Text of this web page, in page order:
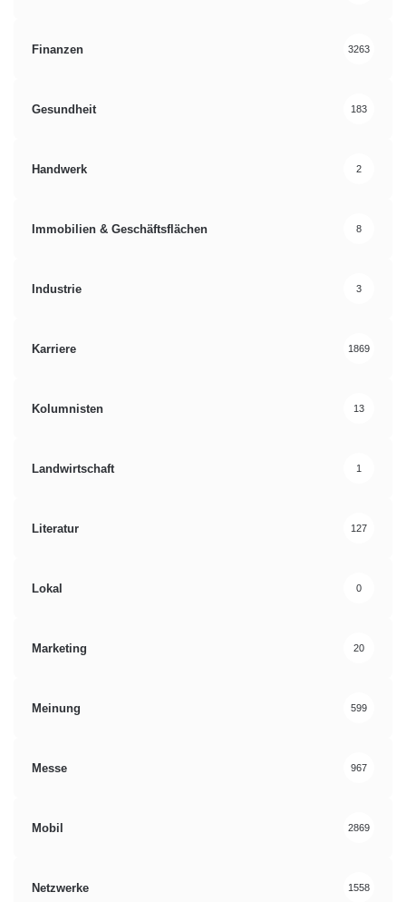
Finanzen 3263
Gesundheit 183
Handwerk 2
Immobilien & Geschäftsflächen 8
Industrie 3
Karriere 1869
Kolumnisten 13
Landwirtschaft 1
Literatur 127
Lokal 0
Marketing 20
Meinung 599
Messe 967
Mobil 2869
Netzwerke 1558